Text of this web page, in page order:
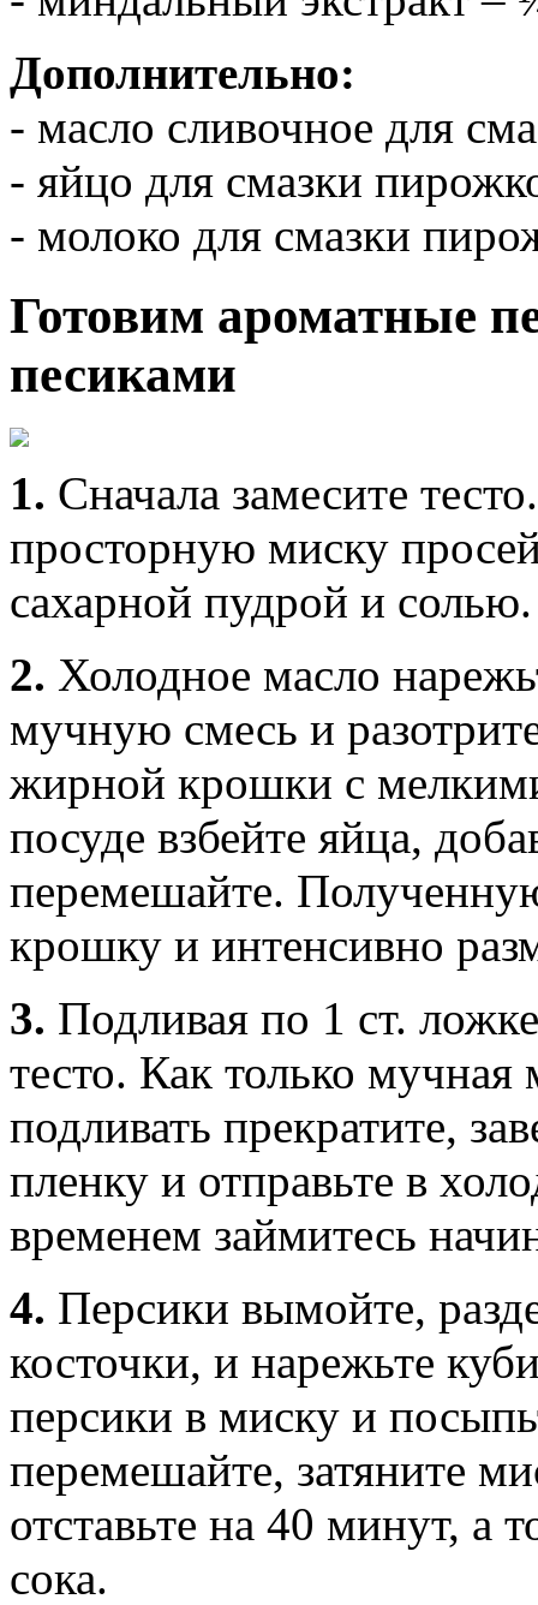
Дополнительно:
- масло сливочное для
- яйцо для смазки
- молоко для смазки
Готовим ароматные
песиками
1. Сначала замесите
просторную миску
сахарной пудрой и солью.
2. Холодное масло
мучную смесь и
жирной крошки с
посуде взбейте яйца,
перемешайте.
крошку и интенсивно
3. Подливая по 1 ст.
тесто. Как только мучная
подливать прекратите,
пленку и отправьте в
временем займитесь
4. Персики вымойте,
косточки, и нарежьте
персики в миску и
перемешайте, затяните
отставьте на 40 минут, а
сока.